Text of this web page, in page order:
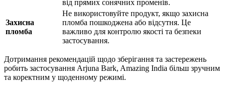
від прямих сонячних променів.
Захисна
пломба
Не використовуйте продукт, якщо захисна
пломба пошкоджена або відсутня. Це
важливо для контролю якості та безпеки
застосування.
Дотримання рекомендацій щодо зберігання та застережень
робить застосування Arjuna Bark, Amazing India більш зручним
та коректним у щоденному режимі.